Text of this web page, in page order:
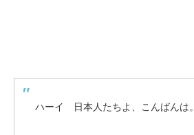
ハーイ 日本人たちよ、こんばんは。